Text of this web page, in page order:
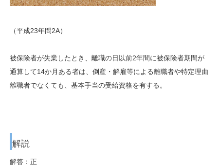
（平成23年問2A）
被保険者が失業したとき、離職の日以前2年間に被保険者期間が
通算して14か月ある者は、倒産・解雇等による離職者や特定理由
離職者でなくても、基本手当の受給資格を有する。
解説
解答：正